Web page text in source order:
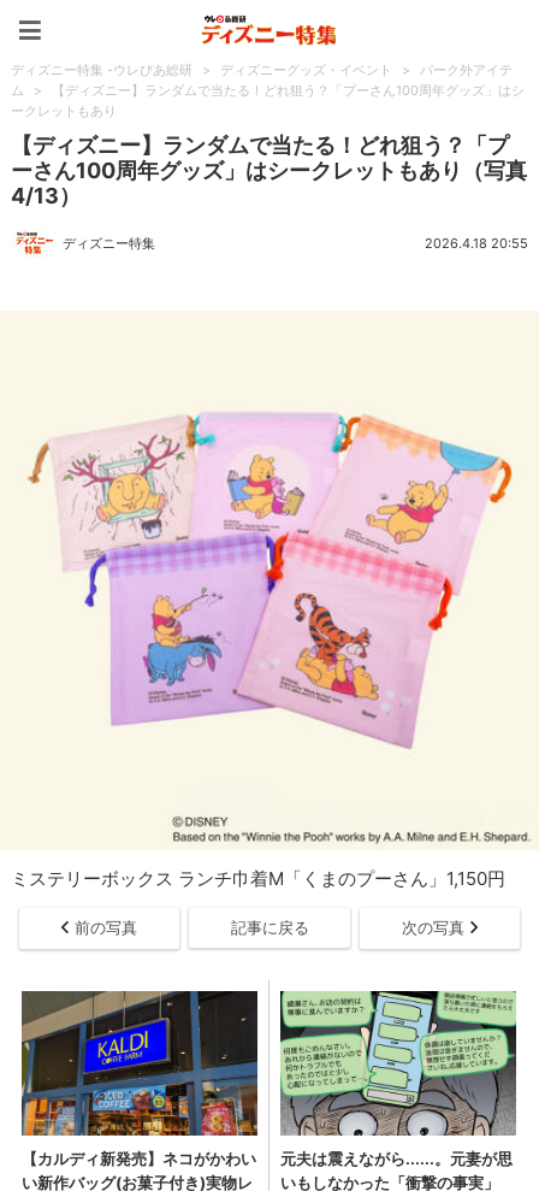
ディズニー特集 -ウレぴあ総研 > ディズニーグッズ・イベント >
パーク外アイテ
ム
>
【ディズニー】ランダムで当たる！どれ狙う？「プーさん100周年グッズ」はシ
ークレットもあり
【ディズニー】ランダムで当たる！どれ狙う？「プ
ーさん100周年グッズ」はシークレットもあり（写真
4/13）
ディズニー特集 2026.4.18 20:55
ミステリーボックス ランチ巾着M「くまのプーさん」1,150円
前の写真 記事に戻る 次の写真